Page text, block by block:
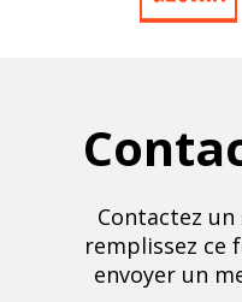
Contactez
remplissez ce
envoyer un